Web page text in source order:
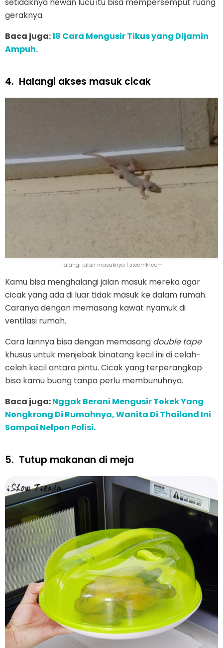
geraknya.
Baca juga:18 Cara Mengusir Tikus yang Dijamin
Ampuh.
4. Halangi akses masuk cicak
Halangi jalan masuknya | steemkr.com
Kamu bisa menghalangi jalan masuk mereka agar
cicak yang ada di luar tidak masuk ke dalam rumah.
Caranya dengan memasang kawat nyamuk di
ventilasi rumah.
Cara lainnya bisa dengan memasang double tape
khusus untuk menjebak binatang kecil ini di celah-
celah kecil antara pintu. Cicak yang terperangkap
bisa kamu buang tanpa perlu membunuhnya.
Baca juga:Nggak Berani Mengusir Tokek Yang
Nongkrong Di Rumahnya, Wanita Di Thailand Ini
Sampai Nelpon Polisi.
5. Tutup makanan di meja